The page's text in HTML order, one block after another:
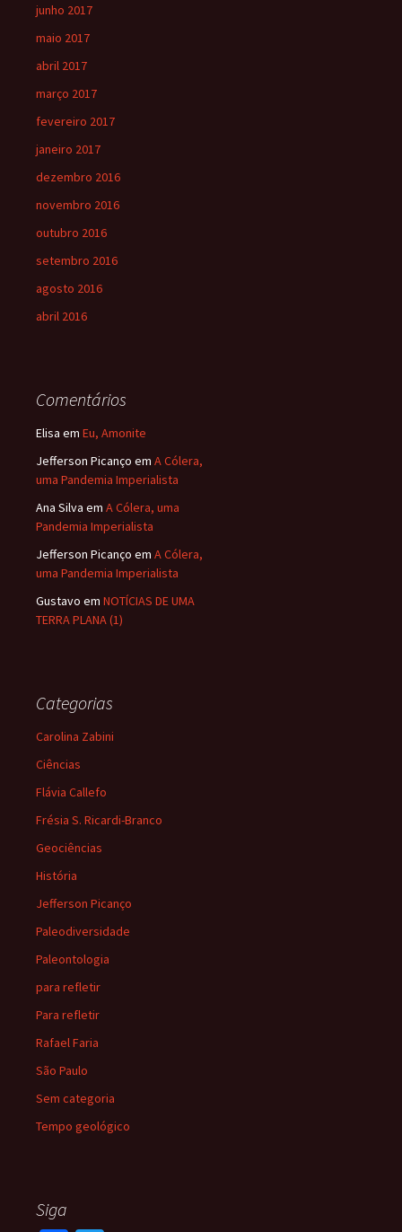
junho 2017
maio 2017
abril 2017
março 2017
fevereiro 2017
janeiro 2017
dezembro 2016
novembro 2016
outubro 2016
setembro 2016
agosto 2016
abril 2016
Comentários
Elisa em Eu, Amonite
Jefferson Picanço em A Cólera,
uma Pandemia Imperialista
Ana Silva em A Cólera, uma
Pandemia Imperialista
Jefferson Picanço em A Cólera,
uma Pandemia Imperialista
Gustavo em NOTÍCIAS DE UMA
TERRA PLANA (1)
Categorias
Carolina Zabini
Ciências
Flávia Callefo
Frésia S. Ricardi-Branco
Geociências
História
Jefferson Picanço
Paleodiversidade
Paleontologia
para refletir
Para refletir
Rafael Faria
São Paulo
Sem categoria
Tempo geológico
Siga